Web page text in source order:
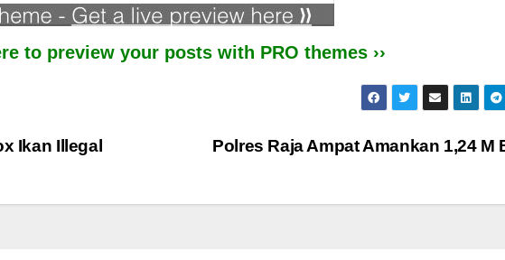
to preview your posts with PRO themes ››
Polres Raja Ampat Amankan 1,24 M
Ikan Illegal